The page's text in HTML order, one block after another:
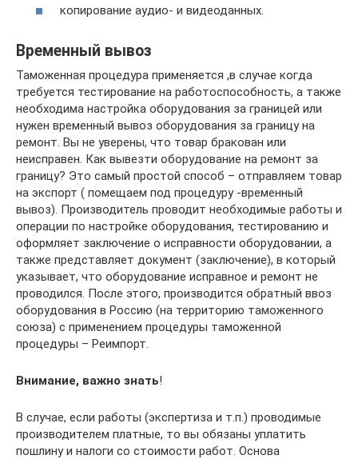
копирование аудио- и видеоданных.
Временный вывоз
Таможенная процедура применяется ,в случае когда
требуется тестирование на работоспособность, а также
необходима настройка оборудования за границей или
нужен временный вывоз оборудования за границу на
ремонт. Вы не уверены, что товар бракован или
неисправен. Как вывезти оборудование на ремонт за
границу? Это самый простой способ – отправляем товар
на экспорт ( помещаем под процедуру -временный
вывоз). Производитель проводит необходимые работы и
операции по настройке оборудования, тестированию и
оформляет заключение о исправности оборудовании, а
также представляет документ (заключение), в который
указывает, что оборудование исправное и ремонт не
проводился. После этого, производится обратный ввоз
оборудования в Россию (на территорию таможенного
союза) с применением процедуры таможенной
процедуры – Реимпорт.
Внимание, важно знать!
В случае, если работы (экспертиза и т.п.) проводимые
производителем платные, то вы обязаны уплатить
пошлину и налоги со стоимости работ. Основа